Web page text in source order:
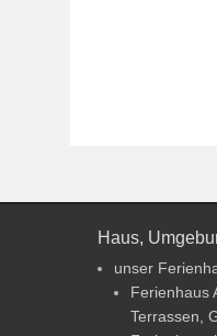
Haus,
unser
Ferienhaus
Terrassen,